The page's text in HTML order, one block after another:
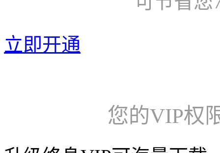
立即开通
您的VIP权